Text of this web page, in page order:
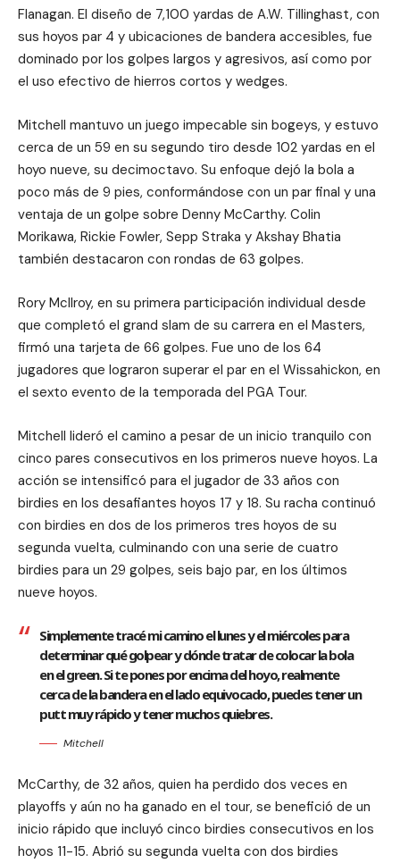
Flanagan. El diseño de 7,100 yardas de A.W. Tillinghast, con
sus hoyos par 4 y ubicaciones de bandera accesibles, fue
dominado por los golpes largos y agresivos, así como por
el uso efectivo de hierros cortos y wedges.
Mitchell mantuvo un juego impecable sin bogeys, y estuvo
cerca de un 59 en su segundo tiro desde 102 yardas en el
hoyo nueve, su decimoctavo. Su enfoque dejó la bola a
poco más de 9 pies, conformándose con un par final y una
ventaja de un golpe sobre Denny McCarthy. Colin
Morikawa, Rickie Fowler, Sepp Straka y Akshay Bhatia
también destacaron con rondas de 63 golpes.
Rory McIlroy, en su primera participación individual desde
que completó el grand slam de su carrera en el Masters,
firmó una tarjeta de 66 golpes. Fue uno de los 64
jugadores que lograron superar el par en el Wissahickon, en
el sexto evento de la temporada del PGA Tour.
Mitchell lideró el camino a pesar de un inicio tranquilo con
cinco pares consecutivos en los primeros nueve hoyos. La
acción se intensificó para el jugador de 33 años con
birdies en los desafiantes hoyos 17 y 18. Su racha continuó
con birdies en dos de los primeros tres hoyos de su
segunda vuelta, culminando con una serie de cuatro
birdies para un 29 golpes, seis bajo par, en los últimos
nueve hoyos.
Simplemente tracé mi camino el lunes y el miércoles para
determinar qué golpear y dónde tratar de colocar la bola
en el green. Si te pones por encima del hoyo, realmente
cerca de la bandera en el lado equivocado, puedes tener un
putt muy rápido y tener muchos quiebres.
Mitchell
McCarthy, de 32 años, quien ha perdido dos veces en
playoffs y aún no ha ganado en el tour, se benefició de un
inicio rápido que incluyó cinco birdies consecutivos en los
hoyos 11-15. Abrió su segunda vuelta con dos birdies